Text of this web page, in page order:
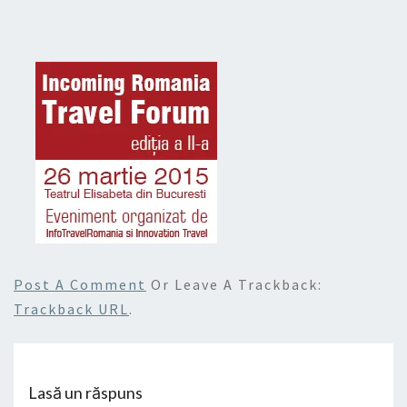
Post A Comment Or Leave A Trackback:
Trackback URL.
Lasă un răspuns